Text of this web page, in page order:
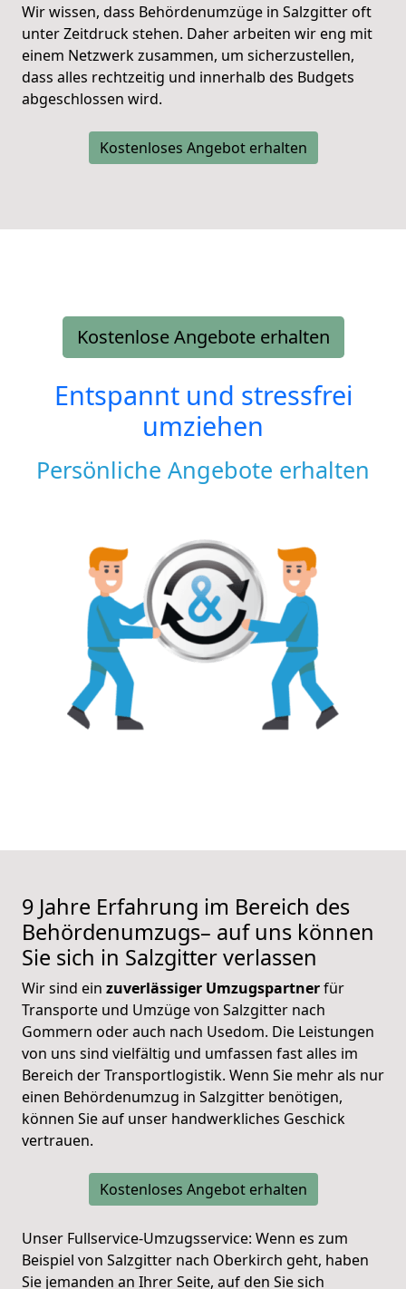
Wir wissen, dass Behördenumzüge in Salzgitteroft
unter Zeitdruck stehen. Daher arbeiten wir eng mit
einem Netzwerk zusammen, um sicherzustellen,
dass alles rechtzeitig und innerhalb des Budgets
abgeschlossen wird.
Kostenloses Angebot erhalten
Kostenlose Angebote erhalten
Entspannt und stressfrei
umziehen
Persönliche Angebote erhalten
9 Jahre Erfahrung im Bereich des
Behördenumzugs– auf uns können
Sie sich in Salzgitter verlassen
Wir sind ein zuverlässiger Umzugspartnerfür
Transporte und Umzüge von Salzgitter nach
Gommern oder auch nach Usedom. Die Leistungen
von uns sind vielfältig und umfassen fast alles im
Bereich der Transportlogistik. Wenn Sie mehr als nur
einen Behördenumzug in Salzgitter benötigen,
können Sie auf unser handwerkliches Geschick
vertrauen.
Kostenloses Angebot erhalten
Unser Fullservice-Umzugsservice: Wenn es zum
Beispiel von Salzgitter nach Oberkirch geht, haben
Sie jemanden an Ihrer Seite, auf den Sie sich